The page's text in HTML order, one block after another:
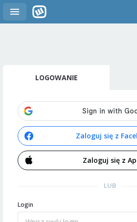
LOGOWANIE
Zaloguj się z
Zaloguj się z
LUB
Login